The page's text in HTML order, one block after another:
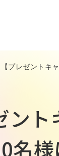
【プレゼントキ
ン
名様